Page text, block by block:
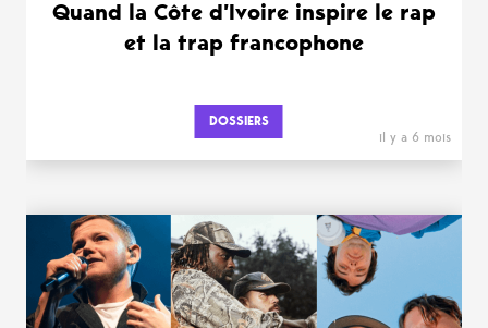
Quand la Côte d’Ivoire inspire le rap
et la trap francophone
DOSSIERS
il y a 6 mois